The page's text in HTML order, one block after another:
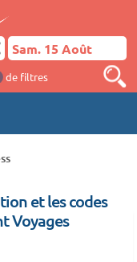
de filtres
et les codes
Voyages